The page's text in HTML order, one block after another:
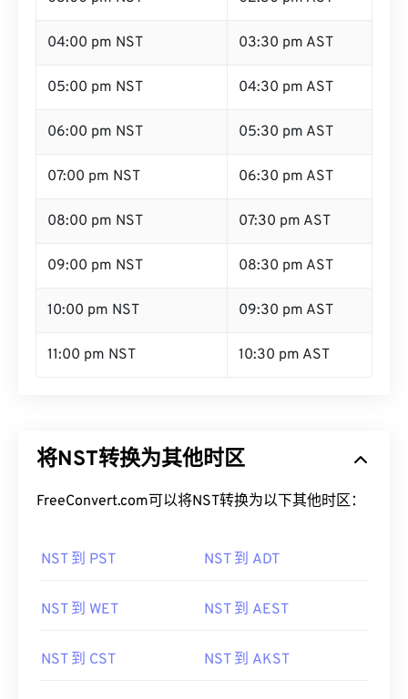
04:00 pm NST 03:30 pm AST
05:00 pm NST 04:30 pm AST
06:00 pm NST 05:30 pm AST
07:00 pm NST 06:30 pm AST
08:00 pm NST 07:30 pm AST
09:00 pm NST 08:30 pm AST
10:00 pm NST 09:30 pm AST
11:00 pm NST 10:30 pm AST
将NST转换为其他时区
FreeConvert.com可以将NST转换为以下其他时区：
NST 到 PST NST 到 ADT
NST 到 WET NST 到 AEST
NST 到 CST NST 到 AKST